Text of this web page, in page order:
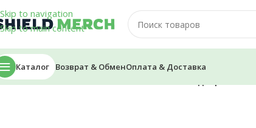
Skip to navigation
Skip to main content
Каталог Возврат & ОбменОплата & Доставка
Главная/Плакаты